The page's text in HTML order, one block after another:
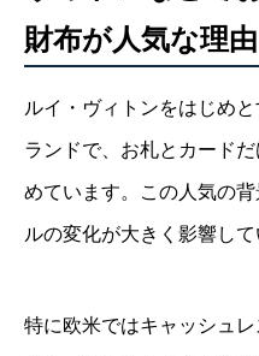
財布が人気な理由
ルイ・ヴィトンをはじめ
ランドで、お札とカード
めています。この人気の
ルの変化が大きく影響して
特に欧米ではキャッシュ